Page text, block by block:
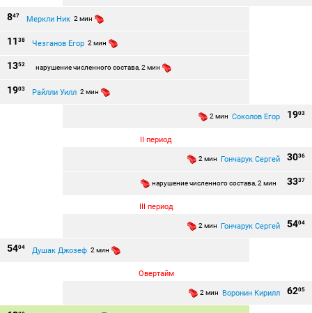
847 Меркли Ник 2 мин
11 38 Чезганов Егор 2 мин
1352 нарушение численного состава, 2 мин
1903 Райлли Уилл 2 мин
1903
2 мин Соколов Егор
II период
3036
2 мин Гончарук Сергей
3337
нарушение численного состава, 2 мин
III период
5404
2 мин Гончарук Сергей
5404 Душак Джозеф 2 мин
Овертайм
6205
2 мин Воронин Кирилл